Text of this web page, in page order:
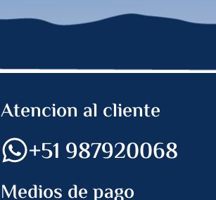
Atencion al cliente
+51 987920068
Medios de pago